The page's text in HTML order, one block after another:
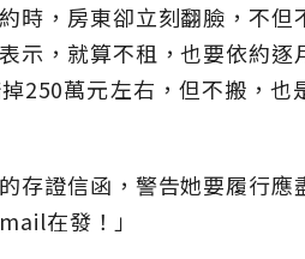
時，房東卻立刻翻臉，不但
示，就算不租，也要依約逐
250萬元左右，但不搬，也
存證信函，警告她要履行應
在發！」